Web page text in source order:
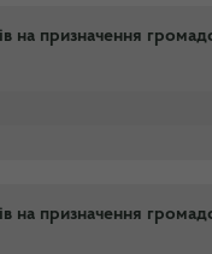
на призначення
на призначення